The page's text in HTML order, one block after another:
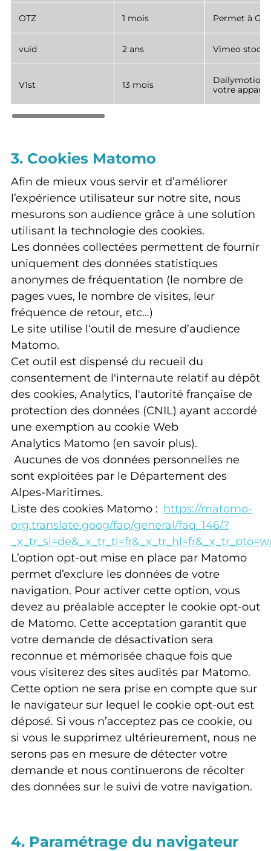
OTZ 1 mois Permet à
vuid 2 ans Vimeo
V1st 13 mois
Dailymotion
votre
3. Cookies Matomo
Afin de mieux vous servir et d’améliorer
l’expérience utilisateur sur notre site, nous
mesurons son audience grâce à une solution
utilisant la technologie des cookies.
Les données collectées permettent de fournir
uniquement des données statistiques
anonymes de fréquentation (le nombre de
pages vues, le nombre de visites, leur
fréquence de retour, etc…)
Le site utilise l‘outil de mesure d’audience
Matomo.
Cet outil est dispensé du recueil du
consentement de l'internaute relatif au dépôt
des cookies, Analytics, l'autorité française de
protection des données (CNIL) ayant accordé
une exemption au cookie Web
Analytics Matomo (en savoir plus).
Aucunes de vos données personnelles ne
sont exploitées par le Département des
Alpes-Maritimes.
Liste des cookies Matomo : https://matomo-
org.translate.goog/faq/general/faq_146/?
L’option opt-out mise en place par Matomo
permet d’exclure les données de votre
navigation. Pour activer cette option, vous
devez au préalable accepter le cookie opt-out
de Matomo. Cette acceptation garantit que
votre demande de désactivation sera
reconnue et mémorisée chaque fois que
vous visiterez des sites audités par Matomo.
Cette option ne sera prise en compte que sur
le navigateur sur lequel le cookie opt-out est
déposé. Si vous n’acceptez pas ce cookie, ou
si vous le supprimez ultérieurement, nous ne
serons pas en mesure de détecter votre
demande et nous continuerons de récolter
des données sur le suivi de votre navigation.
4. Paramétrage du navigateur